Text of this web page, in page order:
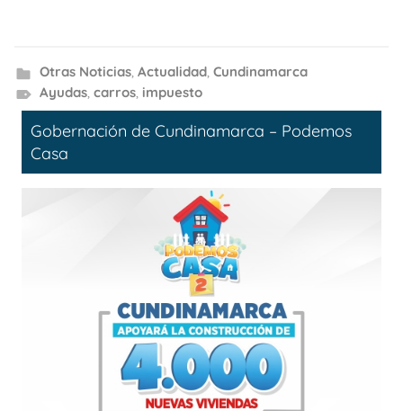
Otras Noticias, Actualidad, Cundinamarca
Ayudas, carros, impuesto
Gobernación de Cundinamarca – Podemos
Casa